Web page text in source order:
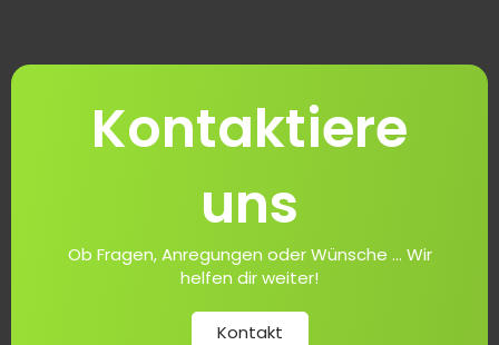
Kontaktiere
uns
Ob Fragen, Anregungen oder Wünsche ... Wir
helfen dir weiter!
Kontakt